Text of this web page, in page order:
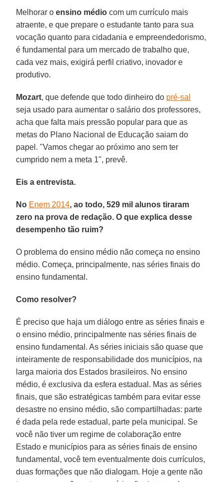
Melhorar oensino médio com um currículo mais
atraente, e que prepare o estudante tanto para sua
vocação quanto para cidadania e empreendedorismo,
é fundamental para um mercado de trabalho que,
cada vez mais, exigirá perfil criativo, inovador e
produtivo.
Mozart, que defende que todo dinheiro do pré-sal
seja usado para aumentar o salário dos professores,
acha que falta mais pressão popular para que as
metas do Plano Nacional de Educação saiam do
papel. "Vamos chegar ao próximo ano sem ter
cumprido nem a meta 1", prevê.
Eis a entrevista.
No Enem 2014, ao todo, 529 mil alunos tiraram
zero na prova de redação. O que explica desse
desempenho tão ruim?
O problema do ensino médio não começa no ensino
médio. Começa, principalmente, nas séries finais do
ensino fundamental.
Como resolver?
É preciso que haja um diálogo entre as séries finais e
o ensino médio, principalmente nas séries finais de
ensino fundamental. As séries iniciais são quase que
inteiramente de responsabilidade dos municípios, na
larga maioria dos Estados brasileiros. No ensino
médio, é exclusiva da esfera estadual. Mas as séries
finais, que são estratégicas também para evitar esse
desastre no ensino médio, são compartilhadas: parte
é dada pela rede estadual, parte pela municipal. Se
você não tiver um regime de colaboração entre
Estado e municípios para as séries finais de ensino
fundamental, você tem eventualmente dois currículos,
duas formações que não dialogam. Hoje a gente não